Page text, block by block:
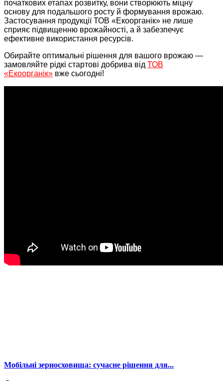
початкових етапах розвитку, вони створюють міцну
основу для подальшого росту й формування врожаю.
Застосування продукції ТОВ «Екоорганік» не лише
сприяє підвищенню врожайності, а й забезпечує
ефективне використання ресурсів.
Обирайте оптимальні рішення для вашого врожаю —
замовляйте рідкі стартові добрива від ТОВ
«Екоорганік» вже сьогодні!
Мобільні зерносховища: сучасне рішення для...